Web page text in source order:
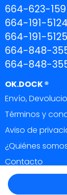
664-623-
664-191-5124
664-191-5125
664-848-
664-848-
OK.DOCK ®
Envío,
Términos y
Aviso de
¿Quiénes
Contacto